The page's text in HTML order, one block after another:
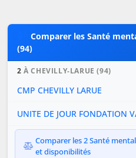
Comparer les Santé
(94)
2 À CHEVILLY-LARUE (94)
CMP CHEVILLY LARUE
UNITE DE JOUR FONDATION
Comparer les 2 Santé
et disponibilités